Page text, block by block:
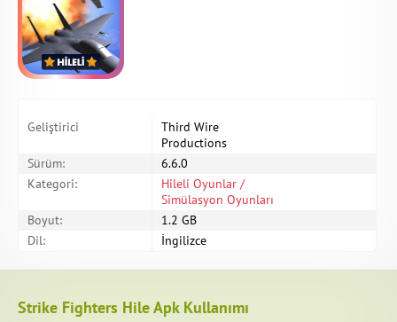
Geliştirici
Third Wire
Productions
Sürüm:
6.6.0
Kategori:
Hileli Oyunlar /
Simülasyon Oyunları
Boyut:
1.2 GB
Dil:
İngilizce
Strike Fighters Hile Apk Kullanımı